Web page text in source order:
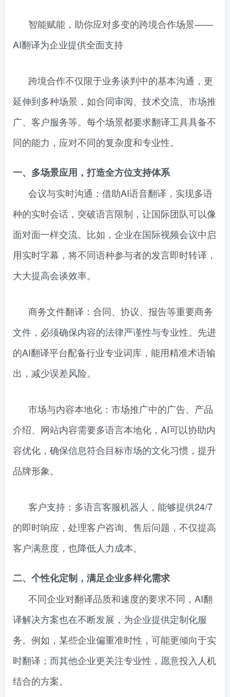
智能赋能，助你应对多变的跨境合作场景——
AI翻译为企业提供全面支持
跨境合作不仅限于业务谈判中的基本沟通，更
延伸到多种场景，如合同审阅、技术交流、市场推
广、客户服务等。每个场景都要求翻译工具具备不
同的能力，应对不同的复杂度和专业性。
一、多场景应用，打造全方位支持体系
会议与实时沟通：借助AI语音翻译，实现多语
种的实时会话，突破语言限制，让国际团队可以像
面对面一样交流。比如，企业在国际视频会议中启
用实时字幕，将不同语种参与者的发言即时转译，
大大提高会谈效率。
商务文件翻译：合同、协议、报告等重要商务
文件，必须确保内容的法律严谨性与专业性。先进
的AI翻译平台配备行业专业词库，能用精准术语输
出，减少误差风险。
市场与内容本地化：市场推广中的广告、产品
介绍、网站内容需要多语言本地化，AI可以协助内
容优化，确保信息符合目标市场的文化习惯，提升
品牌形象。
客户支持：多语言客服机器人，能够提供24/7
的即时响应，处理客户咨询、售后问题，不仅提高
客户满意度，也降低人力成本。
二、个性化定制，满足企业多样化需求
不同企业对翻译品质和速度的要求不同，AI翻
译解决方案也在不断发展，为企业提供定制化服
务。例如，某些企业偏重准时性，可能更倾向于实
时翻译；而其他企业更关注专业性，愿意投入人机
结合的方案。